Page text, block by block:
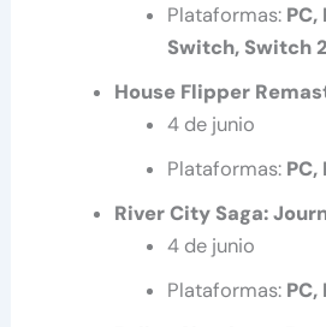
Plataformas: PC,
Switch, Switch 2
House Flipper
4 de junio
Plataformas: PC,
River City Saga:
4 de junio
Plataformas: PC,